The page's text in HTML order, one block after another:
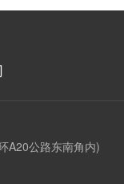
A20公路东南角内)